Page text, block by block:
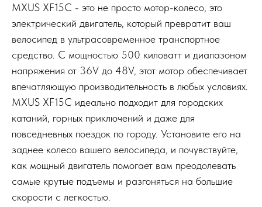
MXUS XF15C - это не просто мотор-колесо, это
электрический двигатель, который превратит ваш
велосипед в ультрасовременное транспортное
средство. С мощностью 500 киловатт и диапазоном
напряжения от 36V до 48V, этот мотор обеспечивает
впечатляющую производительность в любых условиях.
MXUS XF15C идеально подходит для городских
катаний, горных приключений и даже для
повседневных поездок по городу. Установите его на
заднее колесо вашего велосипеда, и почувствуйте,
как мощный двигатель помогает вам преодолевать
самые крутые подъемы и разгоняться на большие
скорости с легкостью.